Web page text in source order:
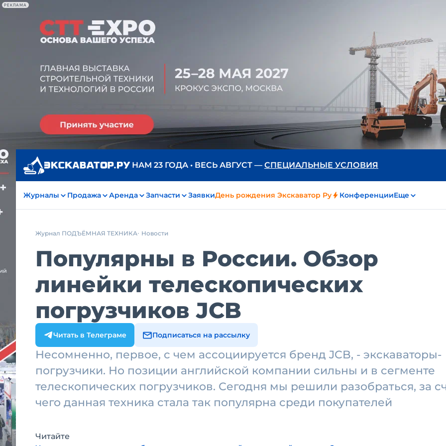
РЕКЛАМА
НАМ 23 ГОДА • ВЕСЬ АВГУСТ — СПЕЦИАЛЬНЫЕ УСЛОВИЯ
Журналы Продажа Аренда Запчасти ЗаявкиДень рождения Экскаватор Ру КонференцииЕще
Журнал ПОДЪЁМНАЯ ТЕХНИКА Новости
Популярны в России. Обзор
линейки телескопических
погрузчиков JCB
Читать в Телеграме Подписаться на рассылку
Несомненно, первое, с чем ассоциируется бренд JCB, - экскаваторы-
погрузчики. Но позиции английской компании сильны и в сегменте
телескопических погрузчиков. Сегодня мы решили разобраться, за
чего данная техника стала так популярна среди покупателей
Читайте